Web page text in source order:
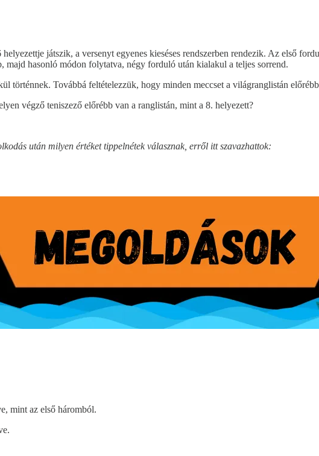
játszik, a versenyt egyenes kieséses rendszerben rendezik. Az első
majd hasonló módon folytatva, négy forduló után kialakul a teljes sorrend.
történnek. Továbbá feltételezzük, hogy minden meccset a világranglistán
végző teniszező előrébb van a ranglistán, mint a 8. helyezett?
után milyen értéket tippelnétek válasznak, erről itt szavazhattok:
mint az első háromból.